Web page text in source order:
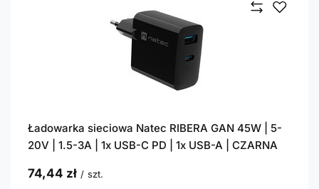
Ładowarka sieciowa Natec RIBERA GAN 45W | 5-
20V | 1.5-3A | 1x USB-C PD | 1x USB-A | CZARNA
74,44 zł / szt.